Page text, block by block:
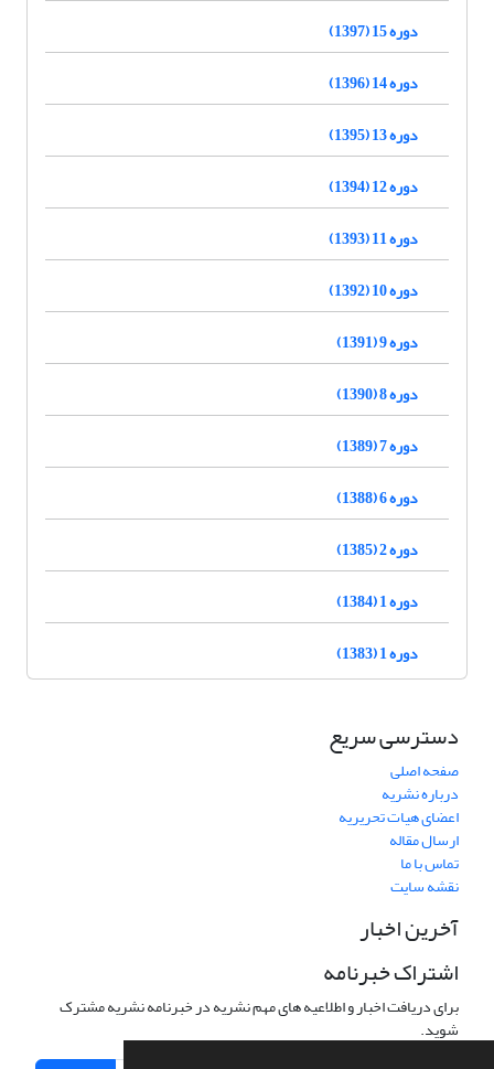
دوره 15 (1397)
دوره 14 (1396)
دوره 13 (1395)
دوره 12 (1394)
دوره 11 (1393)
دوره 10 (1392)
دوره 9 (1391)
دوره 8 (1390)
دوره 7 (1389)
دوره 6 (1388)
دوره 2 (1385)
دوره 1 (1384)
دوره 1 (1383)
دسترسی سریع
صفحه اصلی
درباره نشریه
اعضای هیات تحریریه
ارسال مقاله
تماس با ما
نقشه سایت
آخرین اخبار
اشتراک خبرنامه
برای دریافت اخبار و اطلاعیه های مهم نشریه در خبرنامه نشریه مشترک
شوید.